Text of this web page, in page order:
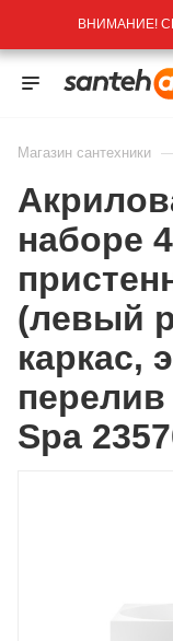
ВНИМАНИЕ!
Магазин сантехники
наборе
(левый
каркас,
Spa